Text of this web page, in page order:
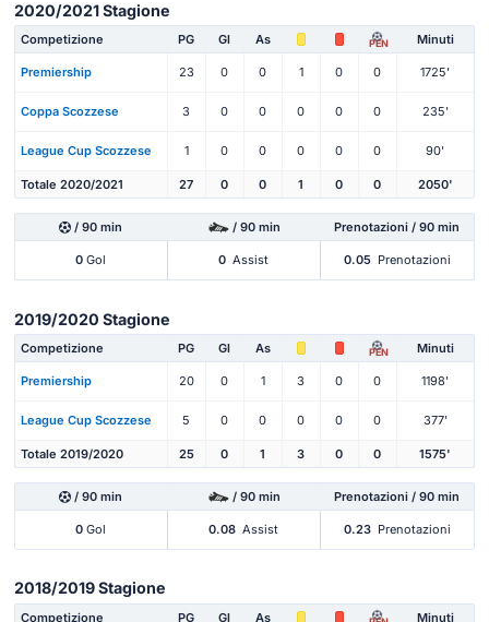
2020/2021 Stagione
Competizione PG Gl As PEN Minuti
Premiership 23 0 0 1 0 0 1725'
Coppa Scozzese 3 0 0 0 0 0 235'
League Cup Scozzese 1 0 0 0 0 0 90'
Totale 2020/2021 27 0 0 1 0 0 2050'
/ 90 min / 90 min Prenotazioni / 90 min
0 Gol 0 Assist 0.05 Prenotazioni
2019/2020 Stagione
Competizione PG Gl As PEN Minuti
Premiership 20 0 1 3 0 0 1198'
League Cup Scozzese 5 0 0 0 0 0 377'
Totale 2019/2020 25 0 1 3 0 0 1575'
/ 90 min / 90 min Prenotazioni / 90 min
0 Gol 0.08 Assist 0.23 Prenotazioni
2018/2019 Stagione
Competizione PG Gl As Minuti